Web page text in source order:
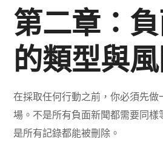
第二章：
的類型與
在採取任何行動之前，你必須先
場。不是所有負面新聞都需要同樣
是所有記錄都能被刪除。